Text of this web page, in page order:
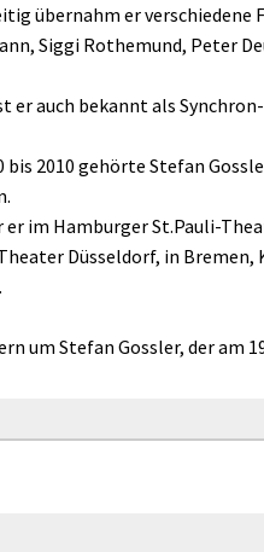
übernahm er verschiedene
Siggi Rothemund, Peter
er auch bekannt als
bis 2010 gehörte Stefan
er im Hamburger St.Pauli-
Düsseldorf, in Bremen,
um Stefan Gossler, der am